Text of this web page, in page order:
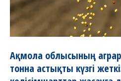
Ақмола облысының
тонна астықты күзгі